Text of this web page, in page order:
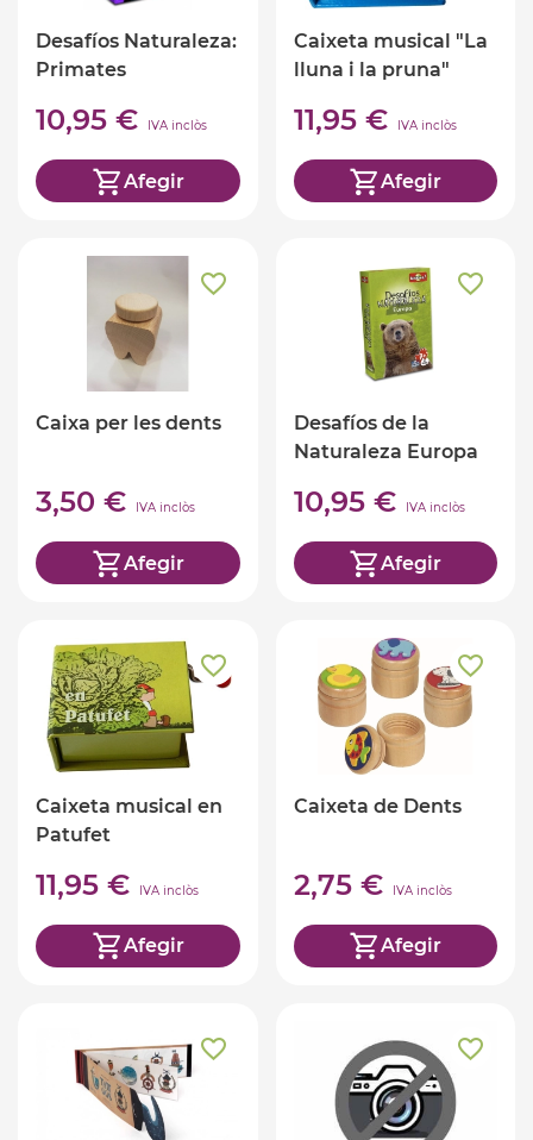
Desafíos Naturaleza:
Primates
10,95 € IVA inclòs
Afegir
Caixeta musical "La
lluna i la pruna"
11,95 € IVA inclòs
Afegir
Caixa per les dents
3,50 € IVA inclòs
Afegir
Desafíos de la
Naturaleza Europa
10,95 € IVA inclòs
Afegir
Caixeta musical en
Patufet
11,95 € IVA inclòs
Afegir
Caixeta de Dents
2,75 € IVA inclòs
Afegir